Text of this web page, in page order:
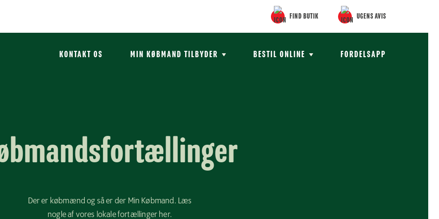
FIND BUTIK UGENS AVIS
KONTAKT OS MIN KØBMAND TILBYDER BESTIL ONLINE FORDELSAPP
Der er købmænd og så er der Min Købmand. Læs
nogle af vores lokale fortællinger her.